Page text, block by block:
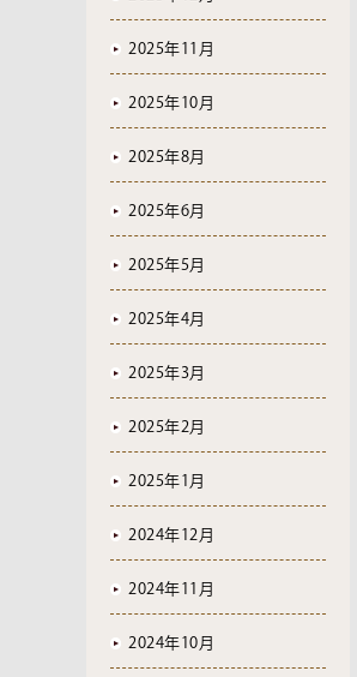
2025年11月
2025年10月
2025年8月
2025年6月
2025年5月
2025年4月
2025年3月
2025年2月
2025年1月
2024年12月
2024年11月
2024年10月